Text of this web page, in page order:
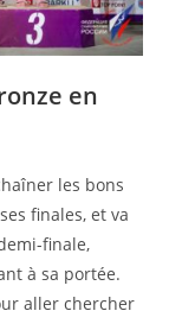
en
les bons
finales, et va
finale,
à sa portée.
aller chercher